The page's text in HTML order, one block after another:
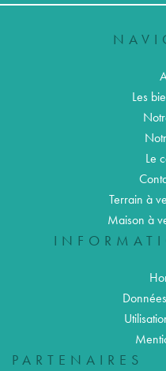
Les
Le
Terrain à
Maison à
PARTENAIRES